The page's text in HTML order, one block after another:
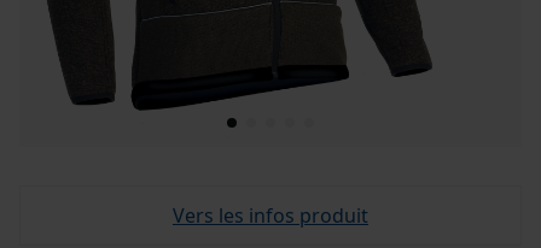
Vers les infos produit